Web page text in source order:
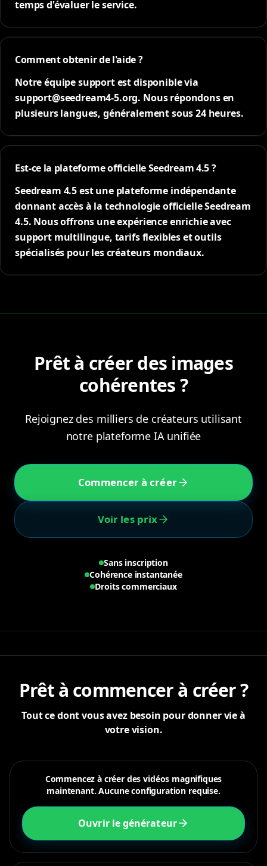
temps d'évaluer le service.
Comment obtenir de l'aide ?
Notre équipe support est disponible via
support@seedream4-5.org. Nous répondons en
plusieurs langues, généralement sous 24 heures.
Est-ce la plateforme officielle Seedream 4.5 ?
Seedream 4.5 est une plateforme indépendante
donnant accès à la technologie officielle Seedream
4.5. Nous offrons une expérience enrichie avec
support multilingue, tarifs flexibles et outils
spécialisés pour les créateurs mondiaux.
Prêt à créer des images
cohérentes ?
Rejoignez des milliers de créateurs utilisant
notre plateforme IA unifiée
Commencer à créer
Voir les prix
Sans inscription
Cohérence instantanée
Droits commerciaux
Prêt à commencer à créer ?
Tout ce dont vous avez besoin pour donner vie à
votre vision.
Commencez à créer des vidéos magnifiques
maintenant. Aucune configuration requise.
Ouvrir le générateur